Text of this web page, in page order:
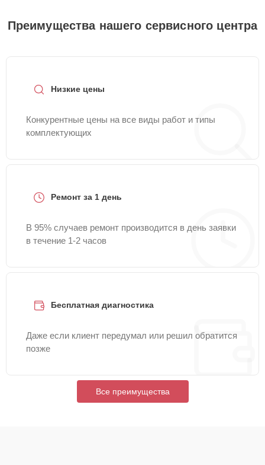
Преимущества нашего сервисного центра
Низкие цены
Конкурентные цены на все виды работ и типы
комплектующих
Ремонт за 1 день
В 95% случаев ремонт производится в день заявки
в течение 1-2 часов
Бесплатная диагностика
Даже если клиент передумал или решил обратится
позже
Все преимущества